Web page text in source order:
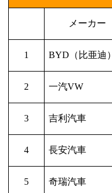
メーカー
1 BYD （比亜迪）
2 一汽VW
3 吉利汽車
4 長安汽車
5 奇瑞汽車